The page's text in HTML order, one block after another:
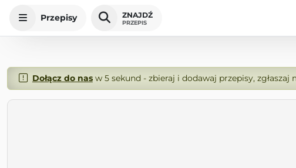
Przepisy ZNAJDŹ
PRZEPIS
Dołącz do nasw 5 sekund - zbieraj i dodawaj przepisy,